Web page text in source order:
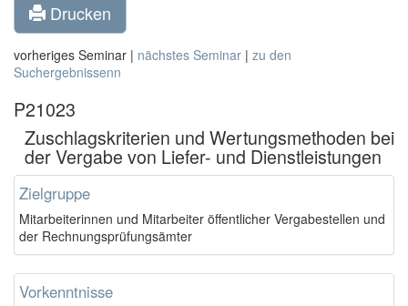
Drucken
vorheriges Seminar | nächstes Seminar | zu den
Suchergebnissenn
P21023
Zuschlagskriterien und Wertungsmethoden bei
der Vergabe von Liefer- und Dienstleistungen
Zielgruppe
Mitarbeiterinnen und Mitarbeiter öffentlicher Vergabestellen und
der Rechnungsprüfungsämter
Vorkenntnisse